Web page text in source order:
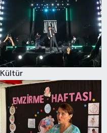
Kültür